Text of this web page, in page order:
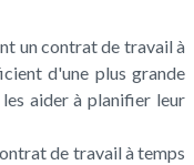
un contrat de travail à
d'une plus grande
aider à planifier leur
de travail à temps